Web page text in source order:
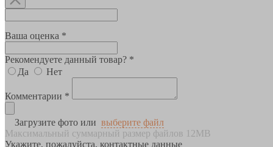
Ваша оценка *
Рекомендуете данный товар? *
Да
Нет
Комментарии *
Загрузите фото или выберите файл
Максимальный суммарный размер файлов 12MB
Укажите, пожалуйста, контактные данные